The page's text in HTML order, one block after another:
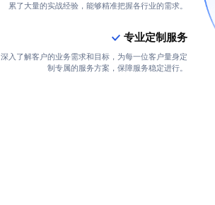
累了大量的实战经验，能够精准把握各行业的需求。
专业定制服务
深入了解客户的业务需求和目标，为每一位客户量身定
制专属的服务方案，保障服务稳定进行。